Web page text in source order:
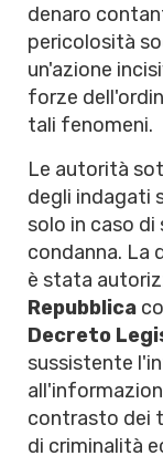
denaro
pericolosità
un'azione
forze
tali fenomeni.
Le autorità
degli indagati
solo in caso
condanna. La
è stata
Repubblica
Decreto
sussistente
contrasto dei
di criminalità